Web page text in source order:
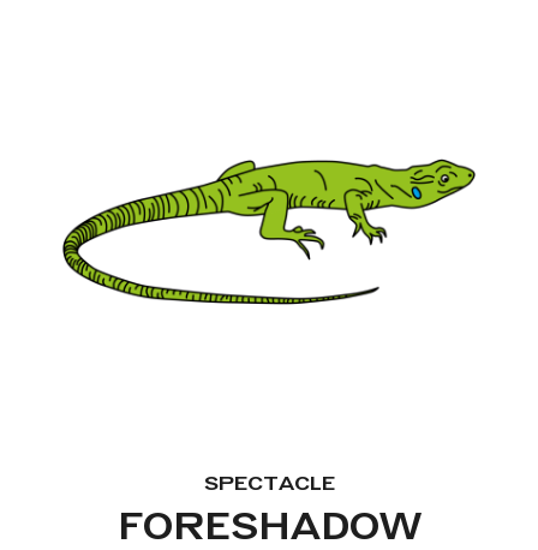
SPECTACLE
FORESHADOW